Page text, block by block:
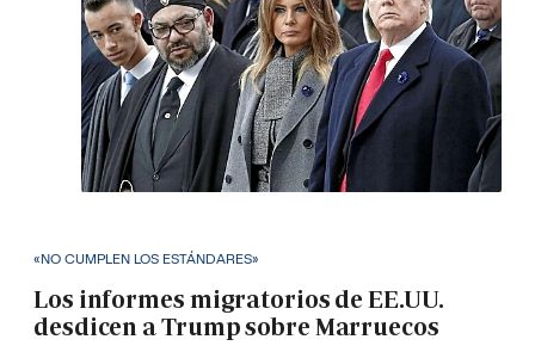
«NO CUMPLEN LOS ESTÁNDARES»
Los informes migratorios de EE.UU.
desdicen a Trump sobre Marruecos